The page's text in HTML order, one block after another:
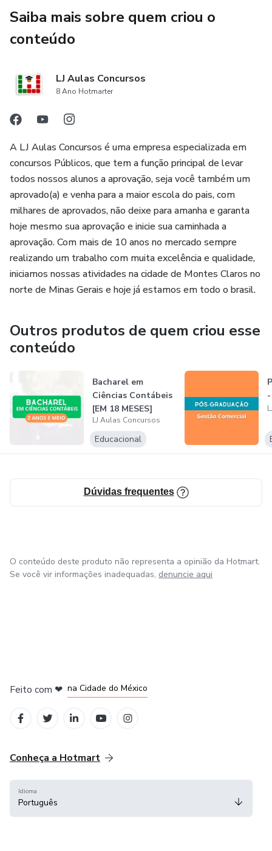
Saiba mais sobre quem criou o
conteúdo
LJ Aulas Concursos
8 Ano Hotmarter
A LJ Aulas Concursos é uma empresa especializada em
concursos Públicos, que tem a função principal de levar
todos nossos alunos a aprovação, seja você também um
aprovado(a) e venha para a maior escola do pais, com
milhares de aprovados, não deixe para amanha e garanta
hoje mesmo sua aprovação e inicie sua caminhada a
aprovação. Com mais de 10 anos no mercado sempre
realizando um trabalho com muita excelência e qualidade,
iniciamos nossas atividades na cidade de Montes Claros no
norte de Minas Gerais e hoje já estamos em todo o brasil.
Outros produtos de quem criou esse
conteúdo
Bacharel em
Ciências Contábeis
[EM 18 MESES]
LJ Aulas Concursos
Educacional
Dúvidas frequentes
O conteúdo deste produto não representa a opinião da Hotmart.
Se você vir informações inadequadas, denuncie aqui
Feito com ❤ na Cidade do México
Conheça a Hotmart
Idioma
Português